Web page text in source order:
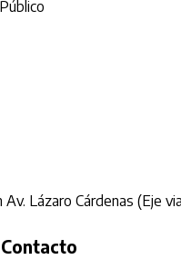
Lázaro Cárdenas (Eje